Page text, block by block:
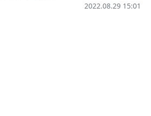
2022.08.29 15:01